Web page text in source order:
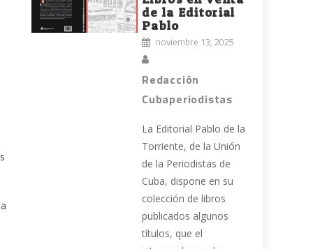
de la Editorial
Pablo
noviembre 13, 2025
Redacción
Cubaperiodistas
La Editorial Pablo de la
Torriente, de la Unión
de la Periodistas de
Cuba, dispone en su
colección de libros
publicados algunos
títulos, que el